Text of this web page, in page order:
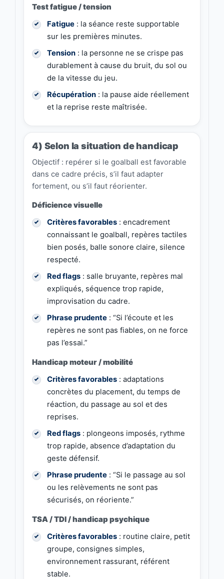
Test fatigue / tension
Fatigue : la séance reste supportable
sur les premières minutes.
Tension : la personne ne se crispe pas
durablement à cause du bruit, du sol ou
de la vitesse du jeu.
Récupération : la pause aide réellement
et la reprise reste maîtrisée.
4) Selon la situation de handicap
Objectif : repérer si le goalball est favorable
dans ce cadre précis, s’il faut adapter
fortement, ou s’il faut réorienter.
Déficience visuelle
Critères favorables : encadrement
connaissant le goalball, repères tactiles
bien posés, balle sonore claire, silence
respecté.
Red flags : salle bruyante, repères mal
expliqués, séquence trop rapide,
improvisation du cadre.
Phrase prudente : “Si l’écoute et les
repères ne sont pas fiables, on ne force
pas l’essai.”
Handicap moteur / mobilité
Critères favorables : adaptations
concrètes du placement, du temps de
réaction, du passage au sol et des
reprises.
Red flags : plongeons imposés, rythme
trop rapide, absence d’adaptation du
geste défensif.
Phrase prudente : “Si le passage au sol
ou les relèvements ne sont pas
sécurisés, on réoriente.”
TSA / TDI / handicap psychique
Critères favorables : routine claire, petit
groupe, consignes simples,
environnement rassurant, référent
stable.